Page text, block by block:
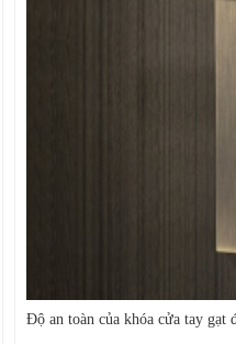
Độ an toàn của khóa cửa tay gạt